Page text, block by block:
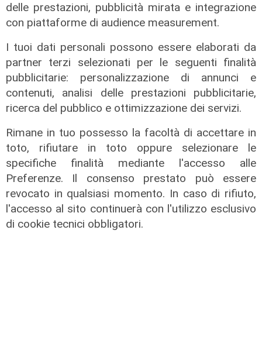
delle prestazioni, pubblicità mirata e integrazione
con piattaforme di audience measurement.
I tuoi dati personali possono essere elaborati da
partner terzi selezionati per le seguenti finalità
pubblicitarie: personalizzazione di annunci e
contenuti, analisi delle prestazioni pubblicitarie,
ricerca del pubblico e ottimizzazione dei servizi.
Rimane in tuo possesso la facoltà di accettare in
toto, rifiutare in toto oppure selezionare le
specifiche finalità mediante l'accesso alle
Preferenze. Il consenso prestato può essere
revocato in qualsiasi momento. In caso di rifiuto,
l'accesso al sito continuerà con l'utilizzo esclusivo
di cookie tecnici obbligatori.
Addio
Mondo della musica in lutto, è
morto Francesco Guccini
06/08/2026
di F.S.
La rassegna